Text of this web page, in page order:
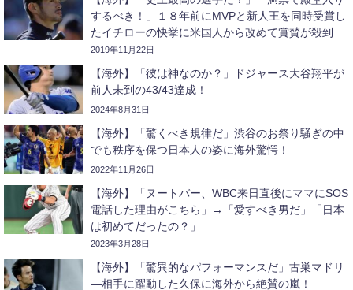
するべき！」１８年前にMVPと新人王を同時受賞し
たイチローの快挙に米国人から改めて賞賛が殺到
2019年11月22日
【海外】「彼は神なのか？」ドジャース大谷翔平が
前人未到の43/43達成！
2024年8月31日
【海外】「驚くべき規律だ」渋谷のお祭り騒ぎの中
でも秩序を保つ日本人の姿に海外驚愕！
2022年11月26日
【海外】「ヌートバー、WBC来日直後にママにSOS
電話した理由がこちら」→「愛すべき男だ」「日本
は初めてだったの？」
2023年3月28日
【海外】「驚異的なパフォーマンスだ」古巣マドリ
―相手に躍動した久保に海外から絶賛の嵐！